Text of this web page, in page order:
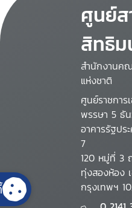
ศูนย์ส
สิทธิ
สำนักงานค
แห่งชาติ
ศูนย์ราชการ
พรรษา 5 ธั
อาคารรัฐป
7
120 หมู่ที่ 3
ทุ่งสองห้อง
กรุงเทพฯ